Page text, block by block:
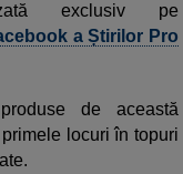
exclusiv pe
a Știrilor Pro
de această
locuri în topuri